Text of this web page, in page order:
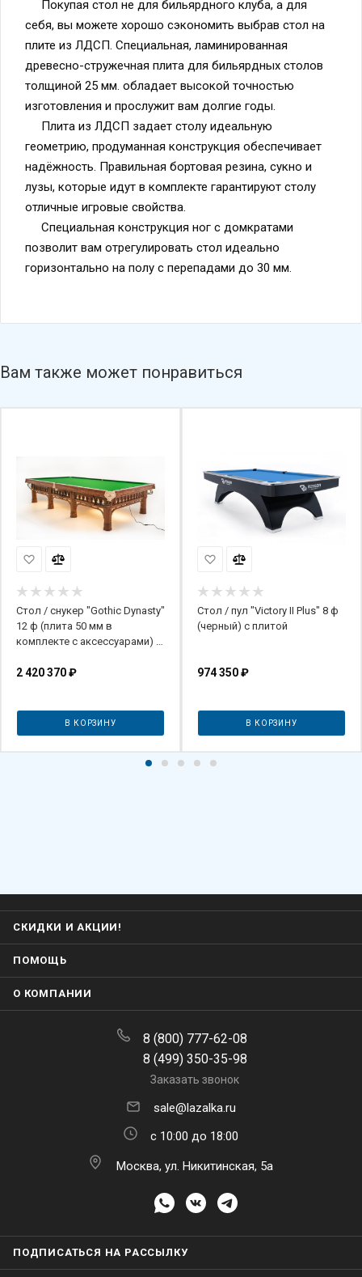
Покупая стол не для бильярдного клуба, а для
себя, вы можете хорошо сэкономить выбрав стол на
плите из ЛДСП. Специальная, ламинированная
древесно-стружечная плита для бильярдных столов
толщиной 25 мм. обладает высокой точностью
изготовления и прослужит вам долгие годы.
Плита из ЛДСП задает столу идеальную
геометрию, продуманная конструкция обеспечивает
надёжность. Правильная бортовая резина, сукно и
лузы, которые идут в комплекте гарантируют столу
отличные игровые свойства.
Специальная конструкция ног с домкратами
позволит вам отрегулировать стол идеально
горизонтально на полу с перепадами до 30 мм.
Вам также может понравиться
Стол / снукер "Gothic Dynasty"
12 ф (плита 50 мм в
комплекте с аксессуарами) с
2 420 370₽
В КОРЗИНУ
Стол / пул "Victory II Plus" 8 ф
(черный) с плитой
974 350₽
В КОРЗИНУ
СКИДКИ И АКЦИИ!
ПОМОЩЬ
О КОМПАНИИ
8 (800) 777-62-08
8 (499) 350-35-98
Заказать звонок
sale@lazalka.ru
с 10:00 до 18:00
Москва, ул. Никитинская, 5а
ПОДПИСАТЬСЯ НА РАССЫЛКУ